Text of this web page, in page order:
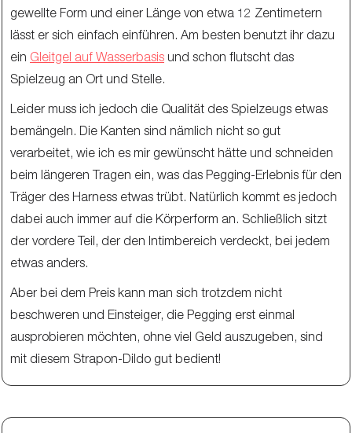
gewellte Form und einer Länge von etwa 12 Zentimetern
lässt er sich einfach einführen. Am besten benutzt ihr dazu
ein Gleitgel auf Wasserbasis und schon flutscht das
Spielzeug an Ort und Stelle.
Leider muss ich jedoch die Qualität des Spielzeugs etwas
bemängeln. Die Kanten sind nämlich nicht so gut
verarbeitet, wie ich es mir gewünscht hätte und schneiden
beim längeren Tragen ein, was das Pegging-Erlebnis für den
Träger des Harness etwas trübt. Natürlich kommt es jedoch
dabei auch immer auf die Körperform an. Schließlich sitzt
der vordere Teil, der den Intimbereich verdeckt, bei jedem
etwas anders.
Aber bei dem Preis kann man sich trotzdem nicht
beschweren und Einsteiger, die Pegging erst einmal
ausprobieren möchten, ohne viel Geld auszugeben, sind
mit diesem Strapon-Dildo gut bedient!